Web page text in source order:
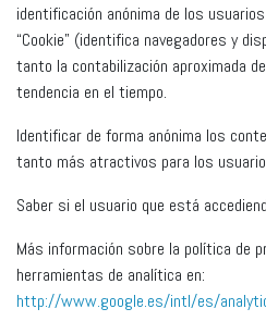
identificación anónima de los
“Cookie” (identifica navegadores y
tanto la contabilización aproximada
tendencia en el tiempo.
Identificar de forma anónima los
tanto más atractivos para los
Saber si el usuario que está
Más información sobre la política de
herramientas de analítica en:
http://www.google.es/intl/es/